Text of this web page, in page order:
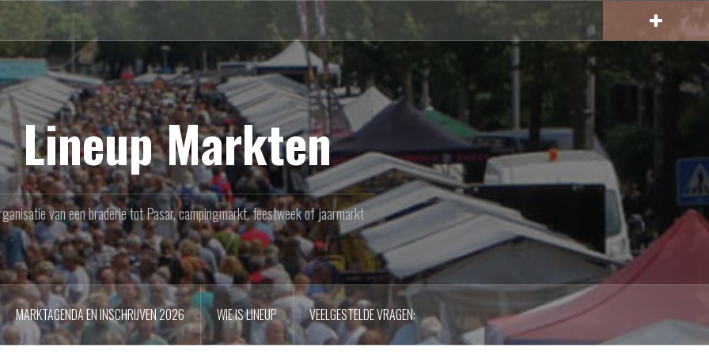
Lineup Markten
van een braderie tot Pasar, campingmarkt, feestweek of jaarmarkt
MARKTAGENDA EN INSCHRIJVEN 2026 WIE IS LINEUP VEELGESTELDE VRAGEN: